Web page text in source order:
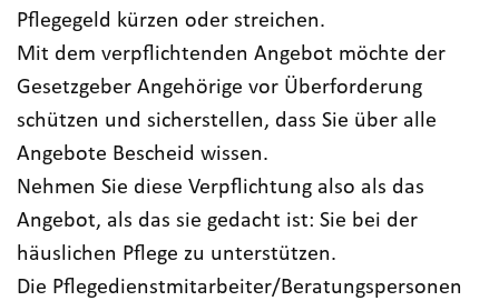
Pflegegeld kürzen oder streichen.
Mit dem verpflichtenden Angebot möchte der
Gesetzgeber Angehörige vor Überforderung
schützen und sicherstellen, dass Sie über alle
Angebote Bescheid wissen.
Nehmen Sie diese Verpflichtung also als das
Angebot, als das sie gedacht ist: Sie bei der
häuslichen Pflege zu unterstützen.
Die Pflegedienstmitarbeiter/Beratungspersonen